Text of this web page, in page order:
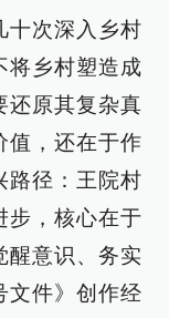
十次深入乡村
将乡村塑造成
还原其复杂真
值，还在于作
路径：王院村
步，核心在于
醒意识、务实
文件》创作经